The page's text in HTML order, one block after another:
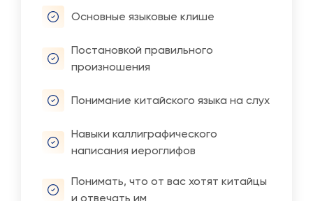
Основные языковые клише
Постановкой правильного
произношения
Понимание китайского языка на слух
Навыки каллиграфического
написания иероглифов
Понимать, что от вас хотят китайцы
и отвечать им